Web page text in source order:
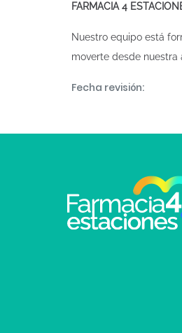
FARMACIA 4
Nuestro equipo está
moverte desde nuestra
Fecha revisión: